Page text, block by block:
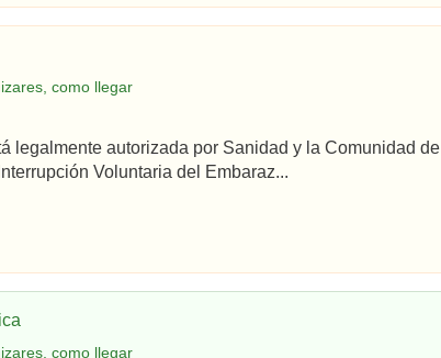
como llegar
legalmente autorizada por Sanidad y la Comunidad de
Voluntaria del Embaraz...
como llegar